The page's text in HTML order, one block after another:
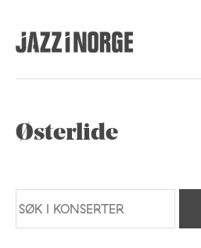
Østerlide